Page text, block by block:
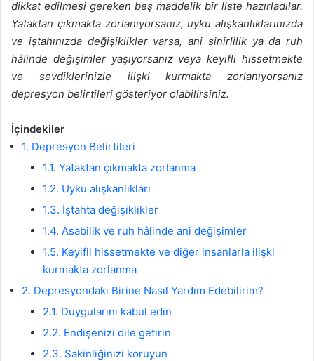
dikkat edilmesi gereken beş maddelik bir liste hazırladılar.
Yataktan çıkmakta zorlanıyorsanız, uyku alışkanlıklarınızda
ve iştahınızda değişiklikler varsa, ani sinirlilik ya da ruh
hâlinde değişimler yaşıyorsanız veya keyifli hissetmekte
ve sevdiklerinizle ilişki kurmakta zorlanıyorsanız
depresyon belirtileri gösteriyor olabilirsiniz.
İçindekiler
1. Depresyon Belirtileri
1.1. Yataktan çıkmakta zorlanma
1.2. Uyku alışkanlıkları
1.3. İştahta değişiklikler
1.4. Asabilik ve ruh hâlinde ani değişimler
1.5. Keyifli hissetmekte ve diğer insanlarla ilişki
kurmakta zorlanma
2. Depresyondaki Birine Nasıl Yardım Edebilirim?
2.1. Duygularını kabul edin
2.2. Endişenizi dile getirin
2.3. Sakinliğinizi koruyun